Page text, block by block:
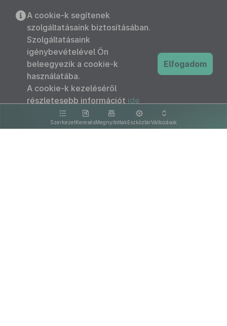
SzerkezetKeresésMegnyitottakEszköztárVáltozások
A cookie-k segítenek
szolgáltatásaink biztosításában.
Szolgáltatásaink
igénybevételével Ön
beleegyezik a cookie-k
használatába.
A cookie-k kezeléséről
részletesebb információt ide
kattintva olvashat.
Elfogadom